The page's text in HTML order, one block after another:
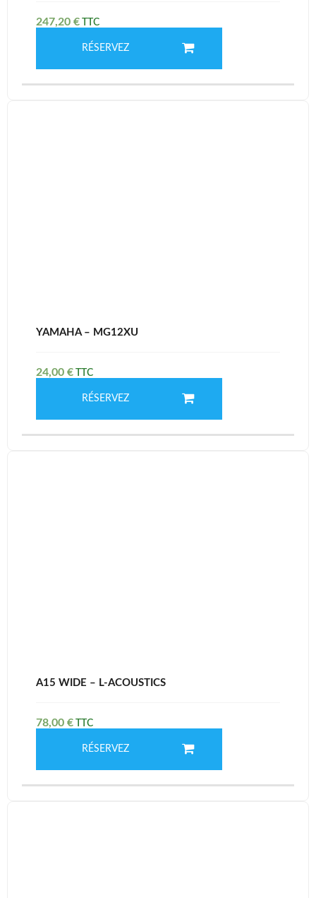
247,20 €
RÉSERVEZ
YAMAHA – MG12XU
24,00 €
RÉSERVEZ
A15 WIDE – L-ACOUSTICS
78,00 €
RÉSERVEZ